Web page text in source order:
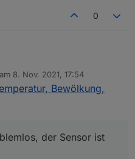
0
der Sensor ist
"Force Slow I2C speed"
8. Nov. 2021, 17:54
von
Bewölkung,
der Sensor ist